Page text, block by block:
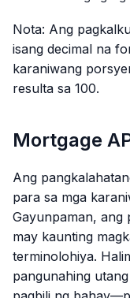
Nota: Ang
isang decimal na
karaniwang
resulta sa 100.
Mortgage
Ang
para sa mga
Gayunpaman, ang
may kaunting
terminolohiya.
pangunahing